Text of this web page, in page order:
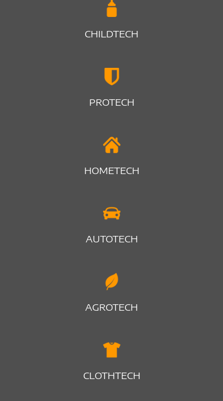
CHILDTECH
PROTECH
HOMETECH
AUTOTECH
AGROTECH
CLOTHTECH